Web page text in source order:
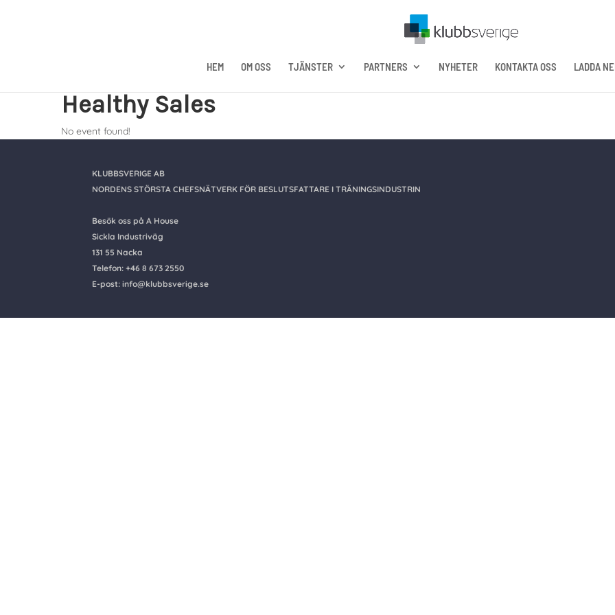
HEM OM OSS TJÄNSTER PARTNERS NYHETER KONTAKTA OSS LADDA
Healthy Sales
No event found!
KLUBBSVERIGE AB
NORDENS STÖRSTA CHEFSNÄTVERK FÖR BESLUTSFATTARE I TRÄNINGSINDUSTRIN
Besök oss på A House
Sickla Industriväg
131 55 Nacka
Telefon: +46 8 673 2550
E-post: info@klubbsverige.se